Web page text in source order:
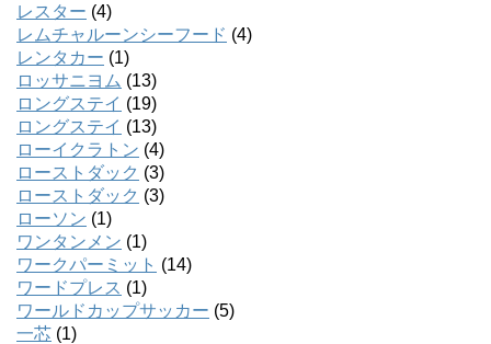
レスター (4)
レムチャルーンシーフード (4)
レンタカー (1)
ロッサニヨム (13)
ロングステイ (19)
ロングステイ (13)
ローイクラトン (4)
ローストダック (3)
ローストダック (3)
ローソン (1)
ワンタンメン (1)
ワークパーミット (14)
ワードプレス (1)
ワールドカップサッカー (5)
一芯 (1)